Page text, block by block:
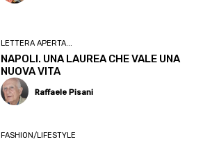
LETTERA APERTA...
NAPOLI. UNA LAUREA CHE VALE UNA
NUOVA VITA
Raffaele Pisani
FASHION/LIFESTYLE